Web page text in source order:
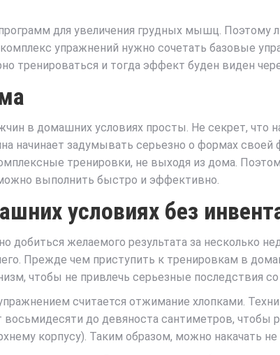
для увеличения грудных мышц.
упражнений нужно сочетать базовые
тренироваться и тогда эффект буден виден
в домашних условиях просты. Не секрет, что
начинает задумывать серьезно о формах
тренировки, не выходя из дома.
выполнить быстро и эффективно.
условиях без
добиться желаемого результата за несколько
Прежде чем приступить к тренировкам в
чтобы не привлечь серьезные последствия
считается отжимание хлопками.
восьмидесяти до девяноста сантиметров,
корпусу). Таким образом, можно накачать